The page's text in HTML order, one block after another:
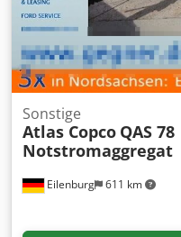
Eilenburg 611 km
Sonstige
Atlas Copco QAS 78
Notstromaggregat